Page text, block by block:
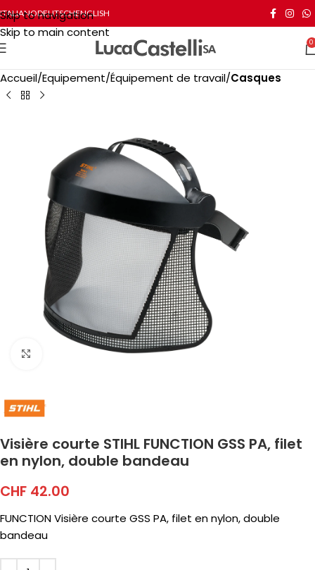
Skip to navigation
Skip to main content
ITALIANODEUTSCHENGLISH
0
Accueil Equipement Équipement de travail Casques
Click to enlarge
Visière courte STIHL FUNCTION GSS PA, filet
en nylon, double bandeau
CHF 42.00
FUNCTION Visière courte GSS PA, filet en nylon, double
bandeau